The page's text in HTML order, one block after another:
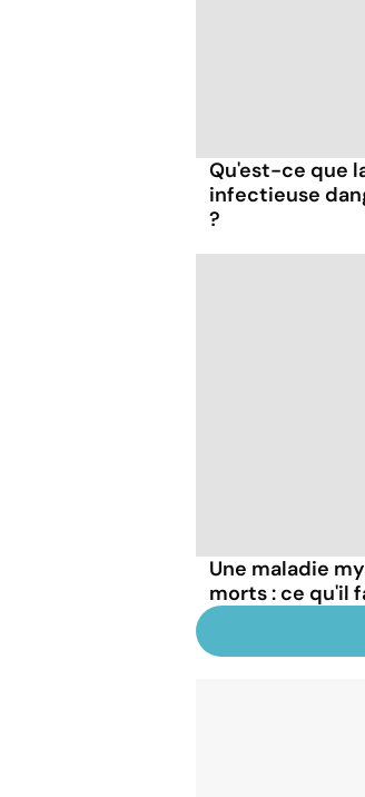
Qu'est-ce que
infectieuse
?
Une maladie
morts : ce qu'il